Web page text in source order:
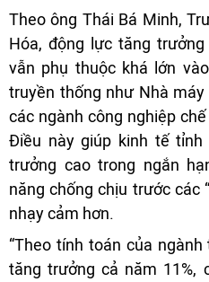
Theo ông Thái Bá Minh,
Hóa, động lực tăng
vẫn phụ thuộc khá lớn
truyền thống như Nhà
các ngành công nghiệp
Điều này giúp kinh tế
trưởng cao trong ngắn
năng chống chịu trước các
nhạy cảm hơn.
“Theo tính toán của
tăng trưởng cả năm 11%,